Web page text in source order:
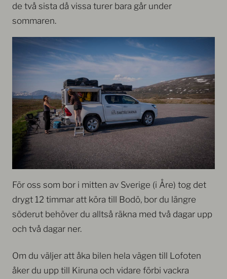
de två sista då vissa turer bara går under
sommaren.
För oss som bor i mitten av Sverige (i Åre) tog det
drygt 12 timmar att köra till Bodö, bor du längre
söderut behöver du alltså räkna med två dagar upp
och två dagar ner.
Om du väljer att åka bilen hela vägen till Lofoten
åker du upp till Kiruna och vidare förbi vackra